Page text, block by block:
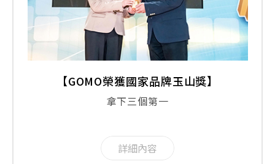
【GOMO榮獲國家品牌玉山獎】
拿下三個第一
詳細內容